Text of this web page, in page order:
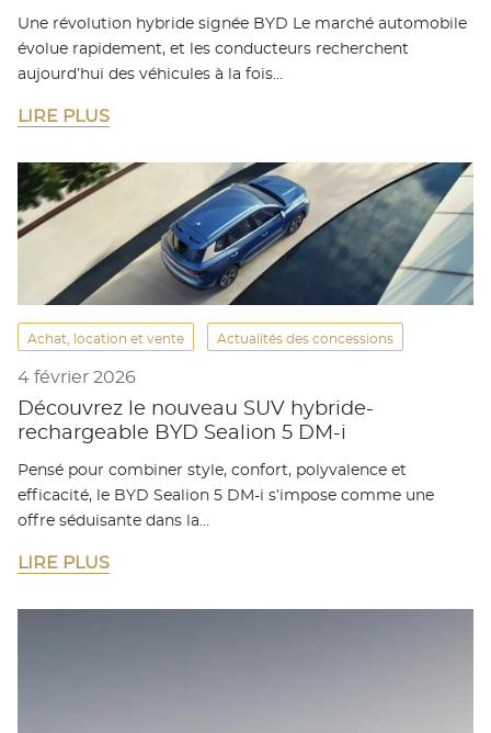
Une révolution hybride signée BYD Le marché automobile
évolue rapidement, et les conducteurs recherchent
aujourd’hui des véhicules à la fois…
LIRE PLUS
Achat, location et vente Actualités des concessions
4 février 2026
Découvrez le nouveau SUV hybride-
rechargeable BYD Sealion 5 DM-i
Pensé pour combiner style, confort, polyvalence et
efficacité, le BYD Sealion 5 DM-i s’impose comme une
offre séduisante dans la…
LIRE PLUS